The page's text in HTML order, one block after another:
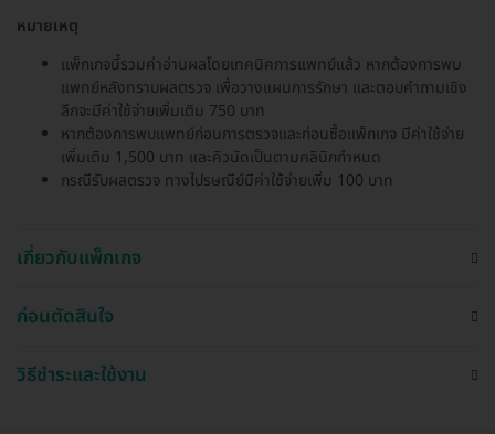
หมายเหตุ
แพ็กเกจนี้รวมค่าอ่านผลโดยเทคนิคการแพทย์แล้ว หากต้องการพบ
แพทย์หลังทราบผลตรวจ เพื่อวางแผนการรักษา และตอบคำถามเชิง
ลึกจะมีค่าใช้จ่ายเพิ่มเติม 750 บาท
หากต้องการพบแพทย์ก่อนการตรวจและก่อนซื้อแพ็กเกจ มีค่าใช้จ่าย
เพิ่มเติม 1,500 บาท และคิวนัดเป็นตามคลินิกกำหนด
กรณีรับผลตรวจ ทางไปรษณีย์มีค่าใช้จ่ายเพิ่ม 100 บาท
เกี่ยวกับแพ็กเกจ
ก่อนตัดสินใจ
วิธีชำระและใช้งาน